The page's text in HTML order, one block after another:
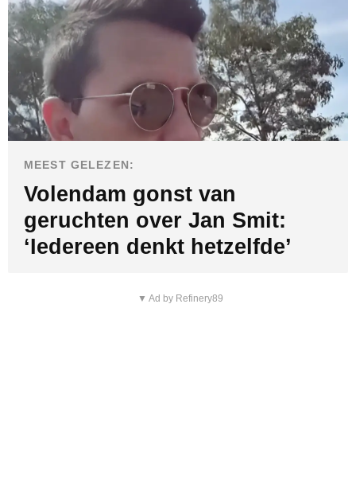
MEEST GELEZEN:
Volendam gonst van
geruchten over Jan Smit:
‘Iedereen denkt hetzelfde’
▼ Ad by Refinery89